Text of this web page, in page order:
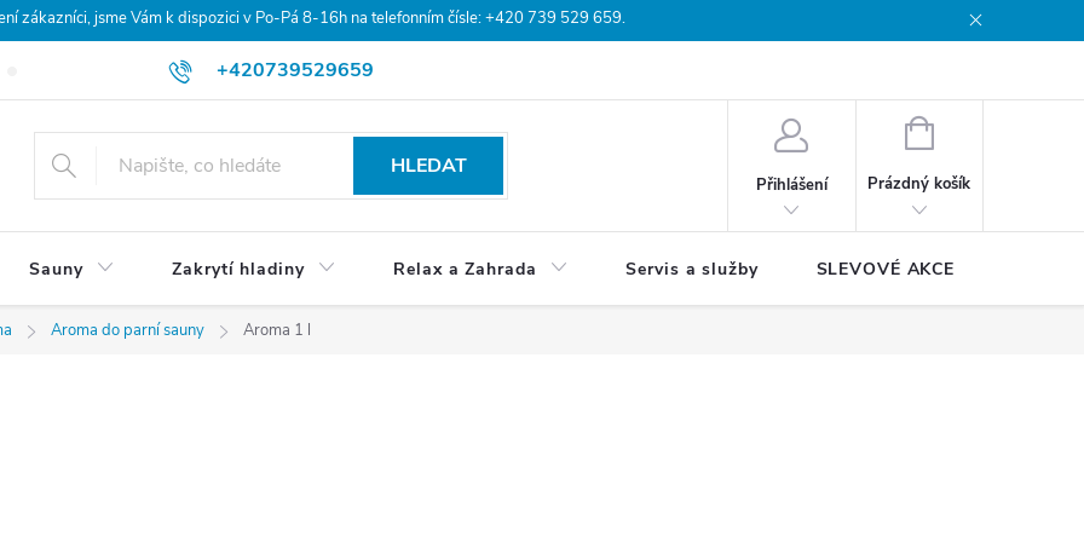
zákazníci, jsme Vám k dispozici v Po-Pá 8-16h na telefonním čísle: +420 739 529 659.
+420739529659
Hodnocení obchodu Doprava a platba
HLEDAT
Přihlášení
NÁKUPNÍ
Prázdný košík
Sauny Zakrytí hladiny Relax a Zahrada Servis a služby SLEVOVÉ AKCE
Aroma do parní sauny Aroma 1 l